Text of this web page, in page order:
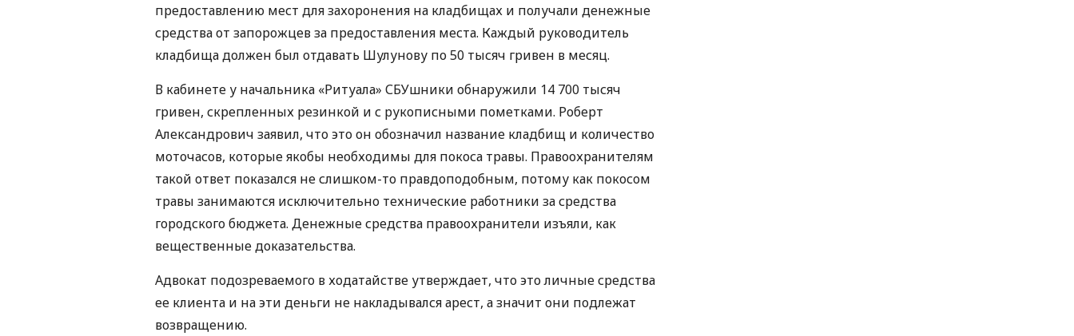
предоставлению мест для захоронения на кладбищах и получали денежные
средства от запорожцев за предоставления места. Каждый руководитель
кладбища должен был отдавать Шулунову по 50 тысяч гривен в месяц.
В кабинете у начальника «Ритуала» СБУшники обнаружили 14 700 тысяч
гривен, скрепленных резинкой и с рукописными пометками. Роберт
Александрович заявил, что это он обозначил название кладбищ и количество
моточасов, которые якобы необходимы для покоса травы. Правоохранителям
такой ответ показался не слишком-то правдоподобным, потому как покосом
травы занимаются исключительно технические работники за средства
городского бюджета. Денежные средства правоохранители изъяли, как
вещественные доказательства.
Адвокат подозреваемого в ходатайстве утверждает, что это личные средства
ее клиента и на эти деньги не накладывался арест, а значит они подлежат
возвращению.